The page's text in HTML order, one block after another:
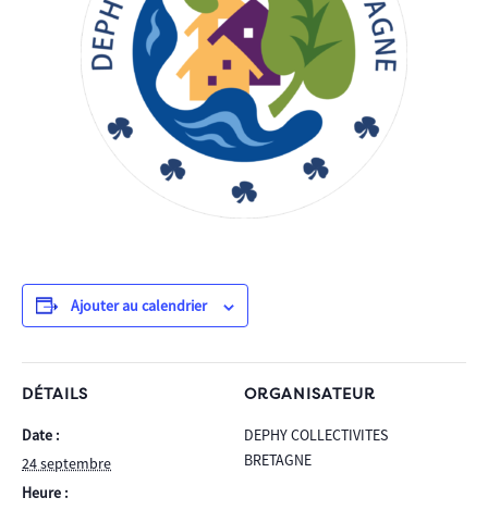
Ajouter au calendrier
DÉTAILS
Date :
24 septembre
Heure :
ORGANISATEUR
DEPHY COLLECTIVITES
BRETAGNE